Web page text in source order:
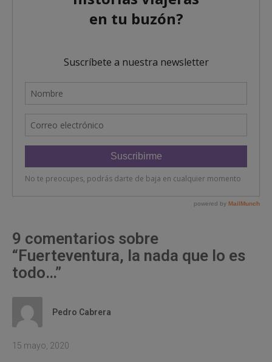
9 comentarios sobre
“Fuerteventura, la nada que lo es
todo…”
Pedro Cabrera
15 mayo, 2020